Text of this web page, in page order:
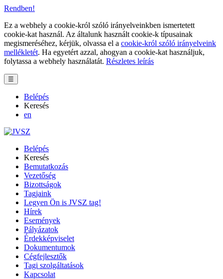
Rendben!
Ez a webhely a cookie-król szóló irányelveinkben ismertetett
cookie-kat használ. Az általunk használt cookie-k típusainak
megismeréséhez, kérjük, olvassa el a cookie-król szóló irányelveink
mellékletét. Ha egyetért azzal, ahogyan a cookie-kat használjuk,
folytassa a webhely használatát. Részletes leírás
☰
Belépés
Keresés
en
Belépés
Keresés
Bemutatkozás
Vezetőség
Bizottságok
Tagjaink
Legyen Ön is JVSZ tag!
Hírek
Események
Pályázatok
Érdekképviselet
Dokumentumok
Cégfejlesztők
Tagi szolgáltatások
Kapcsolat